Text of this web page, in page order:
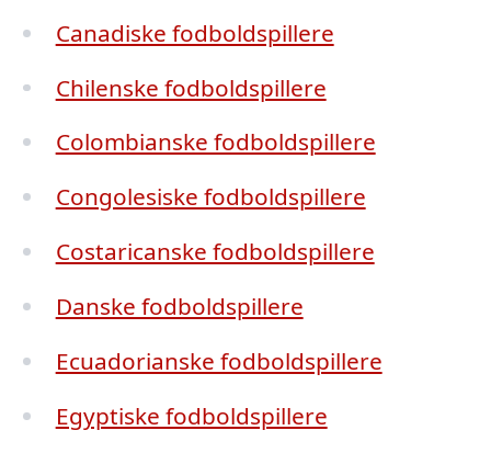
Canadiske fodboldspillere
Chilenske fodboldspillere
Colombianske fodboldspillere
Congolesiske fodboldspillere
Costaricanske fodboldspillere
Danske fodboldspillere
Ecuadorianske fodboldspillere
Egyptiske fodboldspillere